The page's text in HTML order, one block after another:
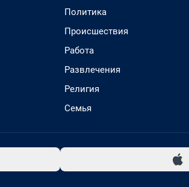
Политика
Происшествия
Работа
Развлечения
Религия
Семья